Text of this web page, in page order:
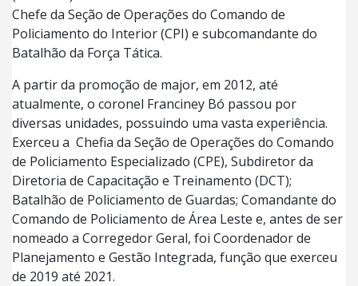
Chefe da Seção de Operações do Comando de
Policiamento do Interior (CPI) e subcomandante do
Batalhão da Força Tática.
A partir da promoção de major, em 2012, até
atualmente, o coronel Franciney Bó passou por
diversas unidades, possuindo uma vasta experiência.
Exerceu a Chefia da Seção de Operações do Comando
de Policiamento Especializado (CPE), Subdiretor da
Diretoria de Capacitação e Treinamento (DCT);
Batalhão de Policiamento de Guardas; Comandante do
Comando de Policiamento de Área Leste e, antes de ser
nomeado a Corregedor Geral, foi Coordenador de
Planejamento e Gestão Integrada, função que exerceu
de 2019 até 2021.